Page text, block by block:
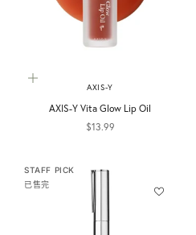
選擇選項
AXIS-Y
AXIS-Y Vita Glow Lip Oil
促銷價
$13.99
STAFF PICK
已售完